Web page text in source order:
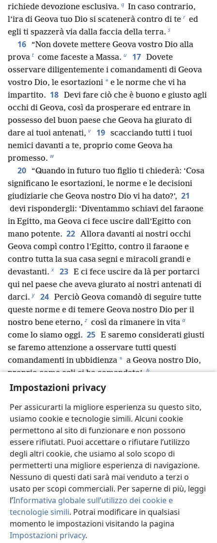
Impostazioni privacy
Per assicurarti la migliore esperienza su questo sito,
usiamo cookie e tecnologie simili. Alcuni cookie
permettono al sito di funzionare e non possono
essere rifiutati. Puoi accettare o rifiutare l’utilizzo
degli altri cookie, che usiamo al solo scopo di
permetterti una migliore esperienza di navigazione.
Nessuno di questi dati sarà mai venduto a terzi o
usato per scopi commerciali. Per saperne di più, leggi
l’Informativa globale sull’utilizzo dei cookie e
tecnologie simili. Potrai modificare in qualsiasi
momento le impostazioni visitando la pagina
Impostazioni privacy.
richiede devozione esclusiva. q In caso contrario,
l’ira di Geova tuo Dio si scatenerà contro di te r ed
egli ti spazzerà via dalla faccia della terra. s
16
“Non dovete mettere Geova vostro Dio alla
prova t come faceste a Massa. u 17 Dovete
osservare diligentemente i comandamenti di Geova
vostro Dio, le esortazioni * e le norme che vi ha
impartito. 18 Devi fare ciò che è buono e giusto agli
occhi di Geova, così da prosperare ed entrare in
possesso del buon paese che Geova ha giurato di
dare ai tuoi antenati, v 19 scacciando tutti i tuoi
nemici davanti a te, proprio come Geova ha
promesso. w
20
“Quando in futuro tuo figlio ti chiederà: ‘Cosa
significano le esortazioni, le norme e le decisioni
giudiziarie che Geova nostro Dio vi ha dato?’, 21
devi rispondergli: ‘Diventammo schiavi del faraone
in Egitto, ma Geova ci fece uscire dall’Egitto con
mano potente. 22 Allora davanti ai nostri occhi
Geova compì contro l’Egitto, contro il faraone e
contro tutta la sua casa segni e miracoli grandi e
devastanti. x 23 E ci fece uscire da là per portarci
qui nel paese che aveva giurato ai nostri antenati di
darci. y 24 Perciò Geova comandò di seguire tutte
queste norme e di temere Geova nostro Dio per il
nostro bene eterno, z così da rimanere in vita a
come lo siamo oggi. 25 E saremo considerati giusti
se faremo attenzione a osservare tutti questi
comandamenti in ubbidienza * a Geova nostro Dio,
proprio come egli ci ha comandato’. b
Precedente Successivo
Copyright per questa pubblicazione
Copyright©2026Watch Tower Bible and Tract Society of
Pennsylvania.
CONDIZIONI D’USO|INFORMATIVA SULLA PRIVACY|
IMPOSTAZIONI PRIVACY